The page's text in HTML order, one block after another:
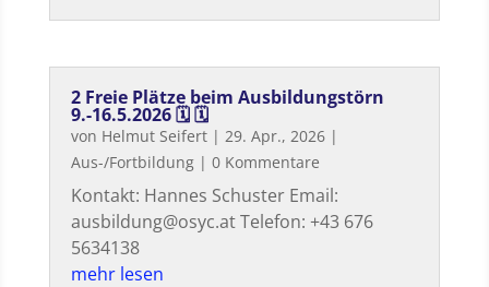
2 Freie Plätze beim Ausbildungstörn
9.-16.5.2026 🗓 🗓
von Helmut Seifert| 29. Apr., 2026|
Aus-/Fortbildung| 0 Kommentare
Kontakt: Hannes Schuster Email:
ausbildung@osyc.at Telefon: +43 676
5634138
mehr lesen